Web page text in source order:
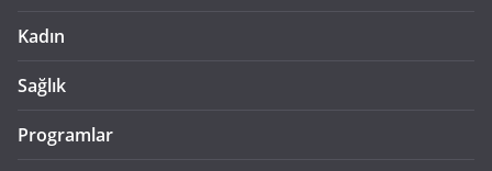
Kadın
Sağlık
Programlar